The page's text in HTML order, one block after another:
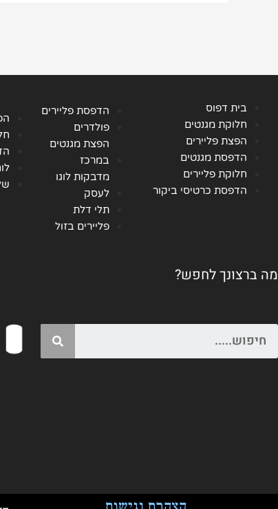
בית דפוס
חלוקת מגנטים
הפצת פליירים
הדפסת מגנטים
חלוקת פליירים
הדפסת כרטיסי ביקור
הדפסת פליירים
פולדרים
הפצת מגנטים
במרכז
מדבקות לוגו
לעסק
תלי דלת
פליירים בזול
מה ברצונך לחפש?
Search